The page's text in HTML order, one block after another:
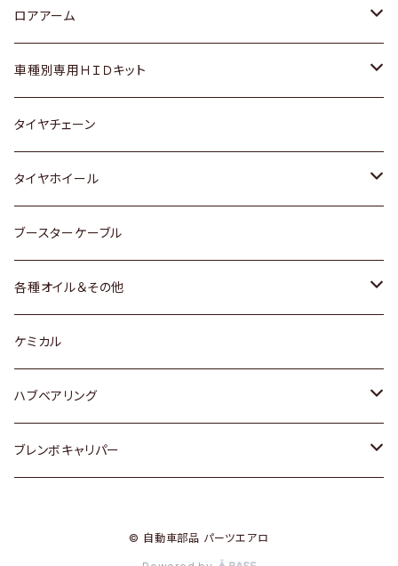
ダイハツ
マツダ
三菱
スバル
レクサス
日産
ダイハツ
マツダ
三菱
スバル
スズキ
日産
いすゞ
ダイハツ
マツダ
三菱
スバル
ホンダ
スズキ
日産
ダイハツ
スバル
トヨタ
ホンダ
スズキ
日産
ダイハツ
マツダ
ロアアーム
ホンダ
スズキ
日産
ダイハツ
マツダ
スバル
車種別専用ＨＩＤキット
トヨタ
マツダ
タイヤチェーン
タイヤホイール
トヨタ
ホンダ
スズキ
日産
ダイハツ
ブースターケーブル
各種オイル＆その他
ディーデル洗浄添加剤
ケミカル
ハブベアリング
トヨタ
ブレンボキャリパー
© 自動車部品 パーツエアロ